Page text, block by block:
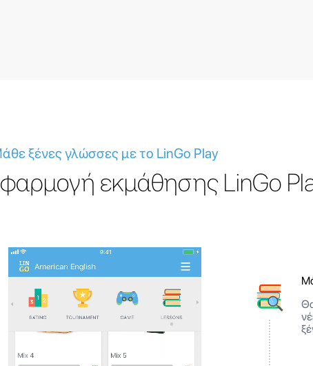
ξένες γλώσσες με το LinGo Play
εκμάθησης LinGo